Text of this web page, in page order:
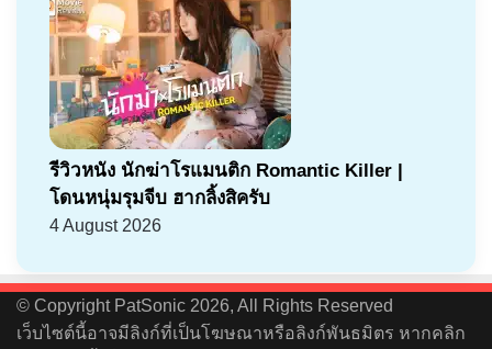
รีวิวหนัง นักฆ่าโรแมนติก Romantic Killer |
โดนหนุ่มรุมจีบ ฮากลิ้งสิครับ
4 August 2026
© Copyright PatSonic 2026, All Rights Reserved
เว็บไซต์นี้อาจมีลิงก์ที่เป็นโฆษณาหรือลิงก์พันธมิตร หากคลิก